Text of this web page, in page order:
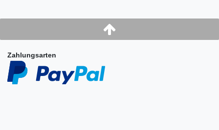
Zahlungsarten